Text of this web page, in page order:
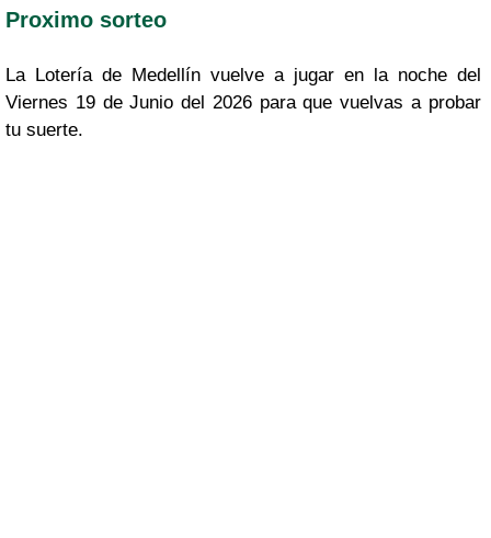
Proximo sorteo
La Lotería de Medellín vuelve a jugar en la noche del
Viernes 19 de Junio del 2026 para que vuelvas a probar
tu suerte.